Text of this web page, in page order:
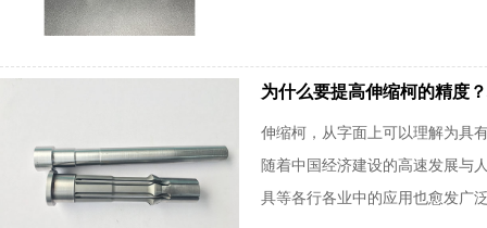
为什么要提高伸缩柯的精度
伸缩柯，从字面上可以理解为具
随着中国经济建设的高速发展与
具等各行各业中的应用也愈发广